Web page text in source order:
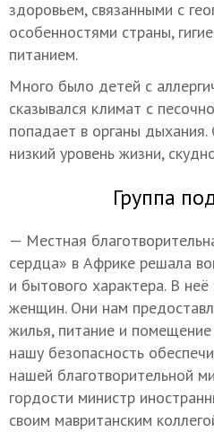
здоровьем, связанными с
особенностями страны,
питанием.
Много было детей с
сказывался климат с
попадает в органы дыхания.
низкий уровень жизни,
Группа
— Местная
сердца» в Африке решала
и бытового характера. В
женщин. Они нам
жилья, питание и
нашу безопасность
нашей благотворительной
гордости министр
своим мавританским